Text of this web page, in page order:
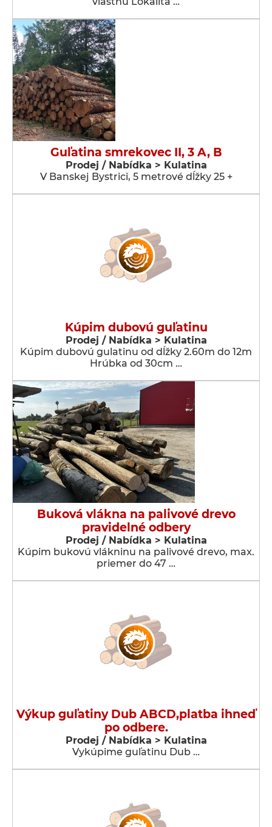
Guľatina smrekovec II, 3 A, B
Prodej / Nabídka > Kulatina
V Banskej Bystrici, 5 metrové dĺžky 25 +
Kúpim dubovú guľatinu
Prodej / Nabídka > Kulatina
Kúpim dubovú gulatinu od dĺžky 2.60m do 12m
Hrúbka od 30cm …
Buková vlákna na palivové drevo
pravidelné odbery
Prodej / Nabídka > Kulatina
Kúpim bukovú vlákninu na palivové drevo, max.
priemer do 47 …
Výkup guľatiny Dub ABCD,platba ihneď
po odbere.
Prodej / Nabídka > Kulatina
Vykúpime guľatinu Dub …